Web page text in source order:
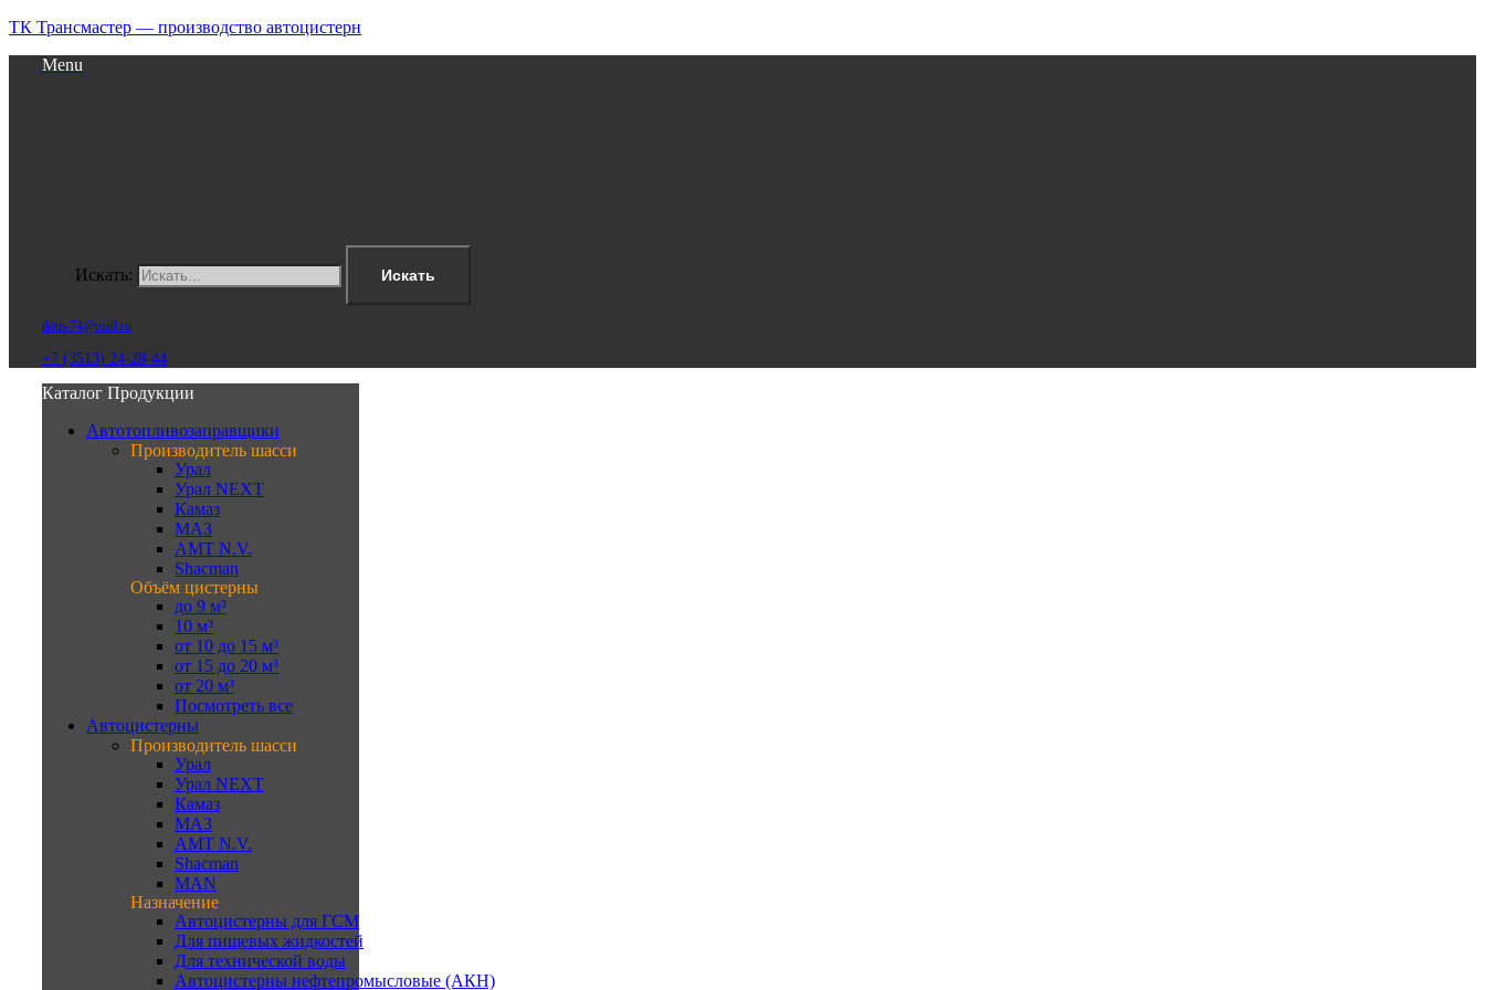
ТК Трансмастер — производство автоцистерн
Menu
Искать: Искать
tktm-74@mail.ru
+7 (3513) 24-28-44
Каталог Продукции
Автотопливозаправщики
Производитель шасси
Урал
Урал NEXT
Камаз
МАЗ
AMT N.V.
Shacman
Объём цистерны
до 9 м³
10 м³
от 10 до 15 м³
от 15 до 20 м³
от 20 м³
Посмотреть все
Автоцистерны
Производитель шасси
Урал
Урал NEXT
Камаз
МАЗ
AMT N.V.
Shacman
MAN
Назначение
Автоцистерны для ГСМ
Для пищевых жидкостей
Для технической воды
Автоцистерны нефтепромысловые (АКН)